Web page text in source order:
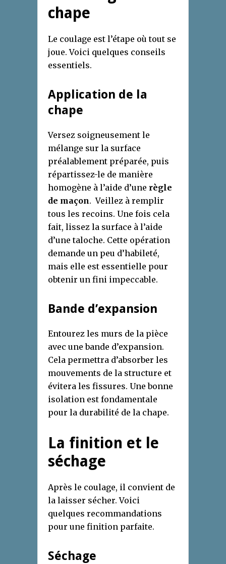
chape
Le coulage est l’étape où tout se
joue. Voici quelques conseils
essentiels.
Application de la
chape
Versez soigneusement le
mélange sur la surface
préalablement préparée, puis
répartissez-le de manière
homogène à l’aide d’une règle
de maçon. Veillez à remplir
tous les recoins. Une fois cela
fait, lissez la surface à l’aide
d’une taloche. Cette opération
demande un peu d’habileté,
mais elle est essentielle pour
obtenir un fini impeccable.
Bande d’expansion
Entourez les murs de la pièce
avec une bande d’expansion.
Cela permettra d’absorber les
mouvements de la structure et
évitera les fissures. Une bonne
isolation est fondamentale
pour la durabilité de la chape.
La finition et le
séchage
Après le coulage, il convient de
la laisser sécher. Voici
quelques recommandations
pour une finition parfaite.
Séchage